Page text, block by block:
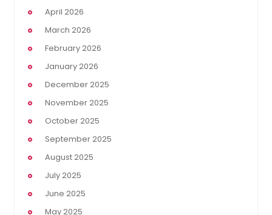
April 2026
March 2026
February 2026
January 2026
December 2025
November 2025
October 2025
September 2025
August 2025
July 2025
June 2025
May 2025